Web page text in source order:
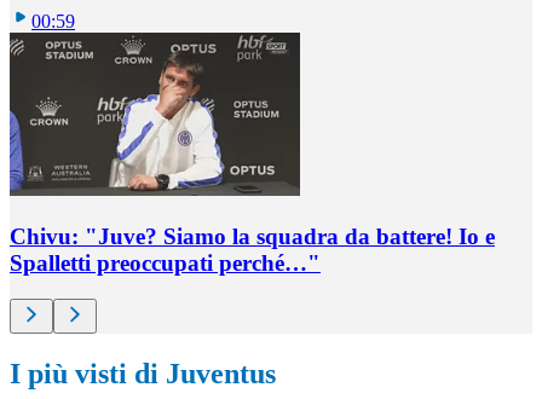
00:59
Chivu: "Juve? Siamo la squadra da battere! Io e
Spalletti preoccupati perché…"
I più visti di Juventus